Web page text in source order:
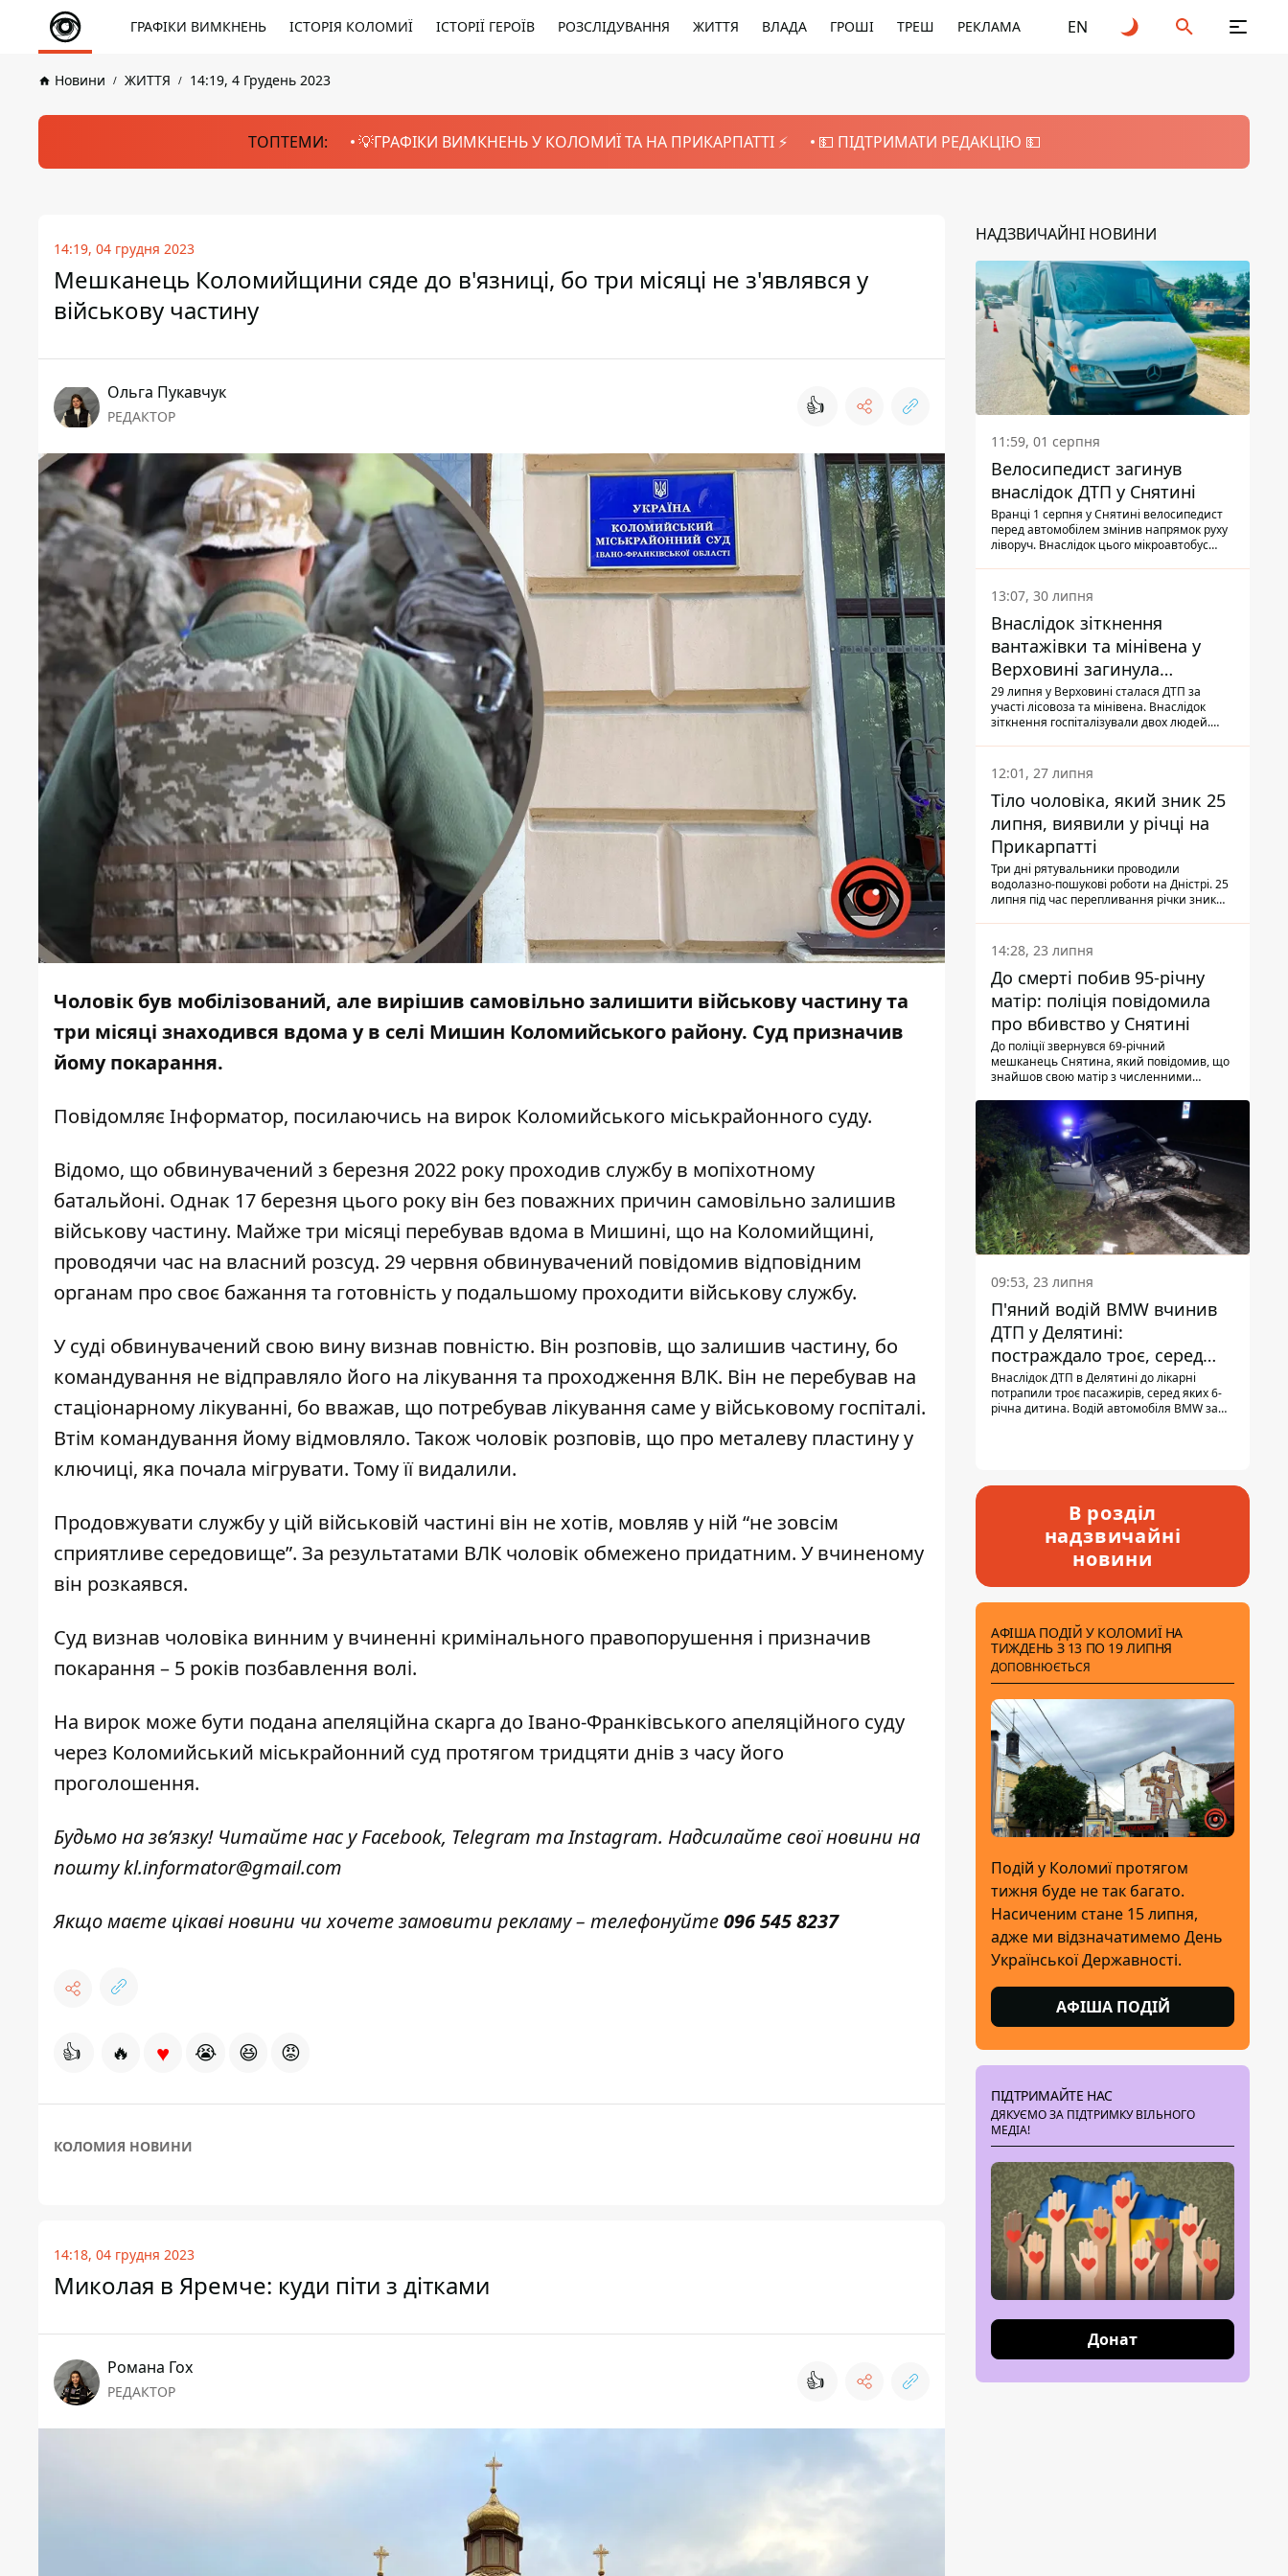
ГРАФІКИ ВИМКНЕНЬ ІСТОРІЯ КОЛОМИЇ ІСТОРІЇ ГЕРОЇВ РОЗСЛІДУВАННЯ ЖИТТЯ ВЛАДА ГРОШІ ТРЕШ РЕКЛАМА EN
Новини ЖИТТЯ 14:19, 4 Грудень 2023
ТОПТЕМИ: 💡ГРАФІКИ ВИМКНЕНЬ У КОЛОМИЇ ТА НА ПРИКАРПАТТІ ⚡️ 💵 ПІДТРИМАТИ РЕДАКЦІЮ 💵
14:19, 04 грудня 2023
Мешканець Коломийщини сяде до в'язниці, бо три місяці не з'являвся у
військову частину
Ольга Пукавчук
РЕДАКТОР 👍
Чоловік був мобілізований, але вирішив самовільно залишити військову частину та
три місяці знаходився вдома у в селі Мишин Коломийського району. Суд призначив
йому покарання.
Повідомляє Інформатор, посилаючись на вирок Коломийського міськрайонного суду.
Відомо, що обвинувачений з березня 2022 року проходив службу в мопіхотному
батальйоні. Однак 17 березня цього року він без поважних причин самовільно залишив
військову частину. Майже три місяці перебував вдома в Мишині, що на Коломийщині,
проводячи час на власний розсуд. 29 червня обвинувачений повідомив відповідним
органам про своє бажання та готовність у подальшому проходити військову службу.
У суді обвинувачений свою вину визнав повністю. Він розповів, що залишив частину, бо
командування не відправляло його на лікування та проходження ВЛК. Він не перебував на
стаціонарному лікуванні, бо вважав, що потребував лікування саме у військовому госпіталі.
Втім командування йому відмовляло. Також чоловік розповів, що про металеву пластину у
ключиці, яка почала мігрувати. Тому її видалили.
Продовжувати службу у цій військовій частині він не хотів, мовляв у ній “не зовсім
сприятливе середовище”. За результатами ВЛК чоловік обмежено придатним. У вчиненому
він розкаявся.
Суд визнав чоловіка винним у вчиненні кримінального правопорушення і призначив
покарання – 5 років позбавлення волі.
На вирок може бути подана апеляційна скарга до Івано-Франківського апеляційного суду
через Коломийський міськрайонний суд протягом тридцяти днів з часу його
проголошення.
Будьмо на зв’язку! Читайте нас уFacebook, Telegram таInstagram. Надсилайте свої новини на
поштуkl.informator@gmail.com
Якщо маєте цікаві новини чи хочете замовити рекламу – телефонуйте096 545 8237
👍 🔥 ♥ 😭 😆 😡
КОЛОМИЯ НОВИНИ
14:18, 04 грудня 2023
Миколая в Яремче: куди піти з дітками
Романа Гох
РЕДАКТОР 👍
НАДЗВИЧАЙНІ НОВИНИ
11:59, 01 серпня
Велосипедист загинув
внаслідок ДТП у Снятині
Вранці 1 серпня у Снятині велосипедист
перед автомобілем змінив напрямок руху
ліворуч. Внаслідок цього мікроавтобус
13:07, 30 липня
Внаслідок зіткнення
вантажівки та мінівена у
Верховині загинула
пасажирка, водійка - у
лікарні
29 липня у Верховині сталася ДТП за
участі лісовоза та мінівена. Внаслідок
зіткнення госпіталізували двох людей.
Також травми отримала водійка
автомобіля.
12:01, 27 липня
Тіло чоловіка, який зник 25
липня, виявили у річці на
Прикарпатті
Три дні рятувальники проводили
водолазно-пошукові роботи на Дністрі. 25
липня під час перепливання річки зник
виявили тіло.
14:28, 23 липня
До смерті побив 95-річну
матір: поліція повідомила
про вбивство у Снятині
До поліції звернувся 69-річний
мешканець Снятина, який повідомив, що
знайшов свою матір з численними
з'ясували правоохоронці, ці травми жінці
наніс її син.
09:53, 23 липня
П'яний водій BMW вчинив
ДТП у Делятині:
постраждало троє, серед
них - дитина
Внаслідок ДТП в Делятині до лікарні
потрапили троє пасажирів, серед яких 6-
річна дитина. Водій автомобіля BMW за
В розділ
надзвичайні
новини
АФІША ПОДІЙ У КОЛОМИЇ НА
ТИЖДЕНЬ З 13 ПО 19 ЛИПНЯ
ДОПОВНЮЄТЬСЯ
Подій у Коломиї протягом
тижня буде не так багато.
Насиченим стане 15 липня,
адже ми відзначатимемо День
Української Державності.
АФІША ПОДІЙ
ПІДТРИМАЙТЕ НАС
ДЯКУЄМО ЗА ПІДТРИМКУ ВІЛЬНОГО
МЕДІА!
Донат